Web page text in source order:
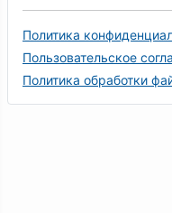
Политика
Пользовательское
Политика обработки